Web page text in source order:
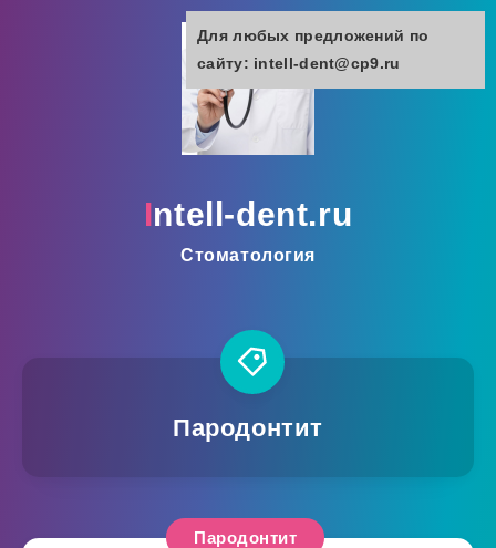
intell-dent.ru
Стоматология
Пародонтит
Пародонтит
Для любых предложений по
сайту: intell-dent@cp9.ru